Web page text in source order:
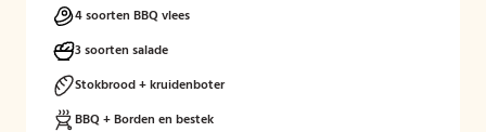
4 soorten BBQ vlees
3 soorten salade
Stokbrood + kruidenboter
BBQ + Borden en bestek